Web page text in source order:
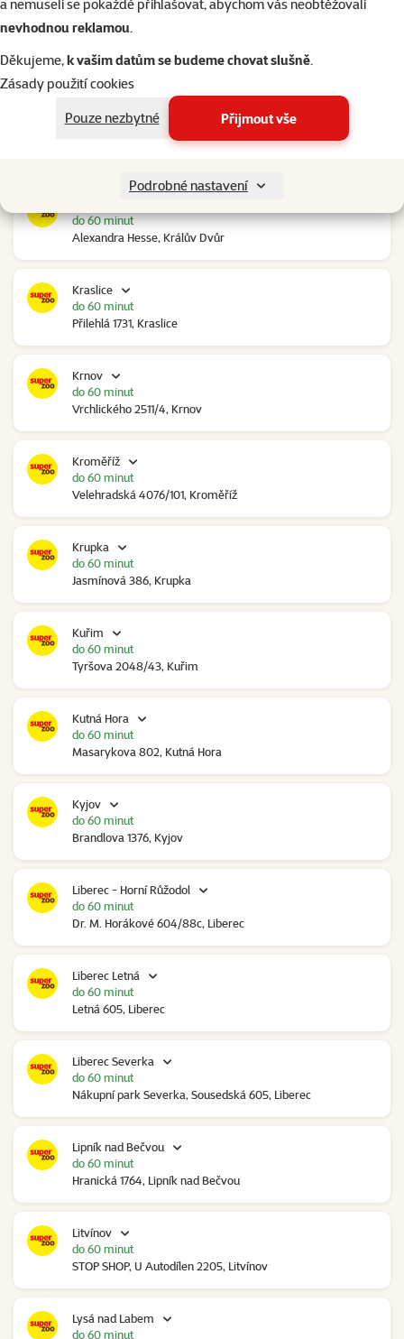
a nemuseli se pokaždé přihlašovat, abychom vás neobtěžovali
nevhodnou reklamou.
Děkujeme,k vašim datům se budeme chovat slušně.
Zásady použití cookies
Pouze nezbytné
Přijmout vše
Podrobné nastavení
Kolín Ovčáry
Ovčáry 304, Ovčáry
Kozomín
Alexandra Hesse, Králův Dvůr
do 60 minut
Kraslice
Přilehlá 1731, Kraslice
do 60 minut
Krnov
Vrchlického 2511/4, Krnov
do 60 minut
Kroměříž
Velehradská 4076/101, Kroměříž
do 60 minut
Krupka
Jasmínová 386, Krupka
do 60 minut
Kuřim
Tyršova 2048/43, Kuřim
do 60 minut
Kutná Hora
Masarykova 802, Kutná Hora
do 60 minut
Kyjov
Brandlova 1376, Kyjov
do 60 minut
Liberec - Horní Růžodol
Dr. M. Horákové 604/88c, Liberec
do 60 minut
Liberec Letná
Letná 605, Liberec
do 60 minut
Liberec Severka
Nákupní park Severka, Sousedská 605, Liberec
do 60 minut
Lipník nad Bečvou
Hranická 1764, Lipník nad Bečvou
do 60 minut
Litvínov
STOP SHOP, U Autodílen 2205, Litvínov
do 60 minut
Lysá nad Labem
do 60 minut